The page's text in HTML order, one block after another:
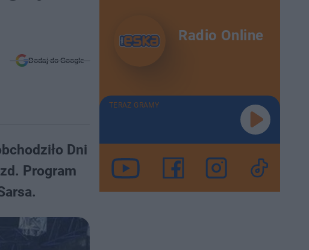
Dodaj do Google
Dni
Program
Radio Online
TERAZ GRAMY